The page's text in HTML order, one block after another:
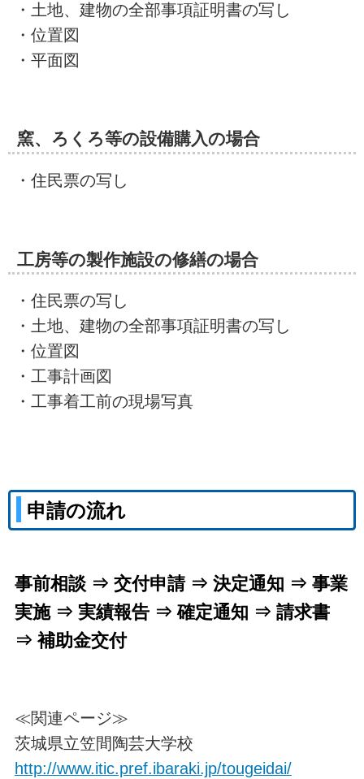
・土地、建物の全部事項証明書の写し
・位置図
・平面図
窯、ろくろ等の設備購入の場合
・住民票の写し
工房等の製作施設の修繕の場合
・住民票の写し
・土地、建物の全部事項証明書の写し
・位置図
・工事計画図
・工事着工前の現場写真
申請の流れ
事前相談 ⇒ 交付申請 ⇒ 決定通知 ⇒ 事業
実施 ⇒ 実績報告 ⇒ 確定通知 ⇒ 請求書
⇒ 補助金交付
≪関連ページ≫
茨城県立笠間陶芸大学校
http://www.itic.pref.ibaraki.jp/tougeidai/